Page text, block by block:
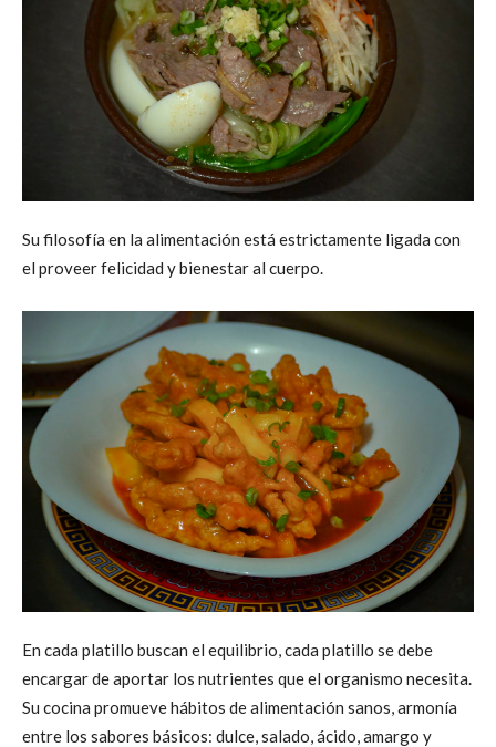
Su filosofía en la alimentación está estrictamente ligada con
el proveer felicidad y bienestar al cuerpo.
En cada platillo buscan el equilibrio, cada platillo se debe
encargar de aportar los nutrientes que el organismo necesita.
Su cocina promueve hábitos de alimentación sanos, armonía
entre los sabores básicos: dulce, salado, ácido, amargo y